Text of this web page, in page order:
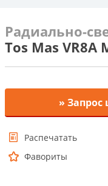
Радиально-
Tos Mas VR8A
» Запрос
Распечатать
Фавориты